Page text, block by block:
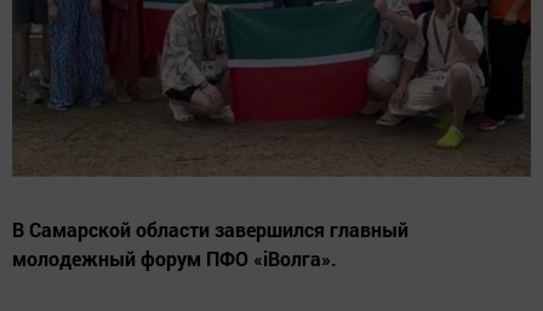
В Самарской области завершился главный
молодежный форум ПФО «iВолга».